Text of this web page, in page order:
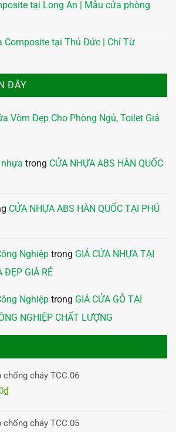
tại Long An | Mẫu cửa phòng
Composite tại Thủ Đức | Chỉ Từ
ĐÂY
Vòm Đẹp Cho Phòng Ngủ, Toilet Giá
trong CỬA NHỰA ABS HÀN QUỐC
CỬA NHỰA ABS HÀN QUỐC TẠI PHÚ
Nghiệp trong GIÁ CỬA NHỰA TẠI
ĐẸP GIÁ RẺ
Nghiệp trong GIÁ CỬA GỖ TẠI
NGHIỆP CHẤT LƯỢNG
chống cháy TCC.06
₫
chống cháy TCC.05